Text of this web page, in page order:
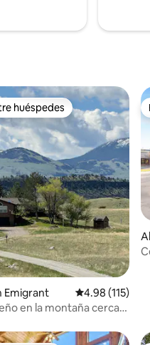
huéspedes preferido
huéspedes
Emigrant Calificación
4.98 (115)
en la montaña cerca